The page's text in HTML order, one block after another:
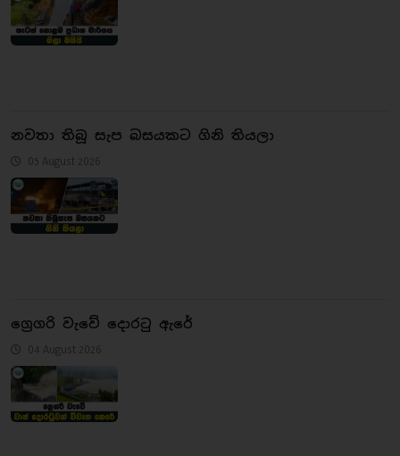
නවතා තිබූ සැප බසයකට ගිනි තියලා
05 August 2026
ග්‍රෙගරි වැවේ දොරටු ඇරේ
04 August 2026